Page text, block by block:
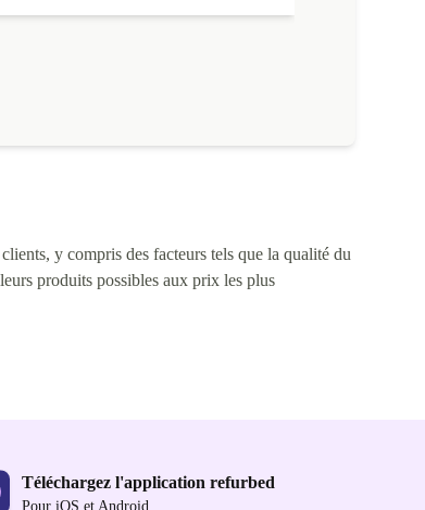
y compris des facteurs tels que la qualité du
produits possibles aux prix les plus
Téléchargez l'application refurbed
Pour iOS et Android